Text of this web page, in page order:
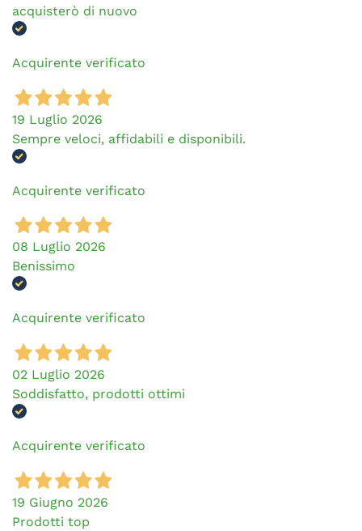
acquisterò di nuovo
Acquirente verificato
19 Luglio 2026
Sempre veloci, affidabili e disponibili.
Acquirente verificato
08 Luglio 2026
Benissimo
Acquirente verificato
02 Luglio 2026
Soddisfatto, prodotti ottimi
Acquirente verificato
19 Giugno 2026
Prodotti top